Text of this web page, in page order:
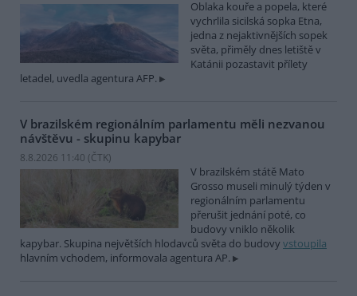
Oblaka kouře a popela, které
vychrlila sicilská sopka Etna,
jedna z nejaktivnějších sopek
světa, přiměly dnes letiště v
Katánii pozastavit přílety
letadel, uvedla agentura AFP.
V brazilském regionálním parlamentu měli nezvanou
návštěvu - skupinu kapybar
8.8.2026 11:40 (ČTK)
V brazilském státě Mato
Grosso museli minulý týden v
regionálním parlamentu
přerušit jednání poté, co
budovy vniklo několik
kapybar. Skupina největších hlodavců světa do budovy vstoupila
hlavním vchodem, informovala agentura AP.